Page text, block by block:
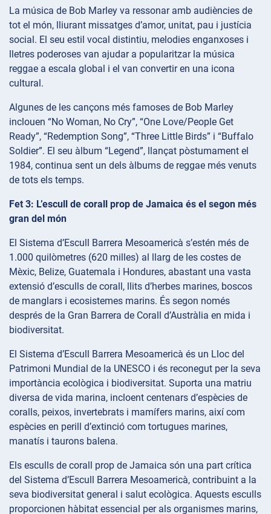
La música de Bob Marley va ressonar amb audiències de
tot el món, lliurant missatges d’amor, unitat, pau i justícia
social. El seu estil vocal distintiu, melodies enganxoses i
lletres poderoses van ajudar a popularitzar la música
reggae a escala global i el van convertir en una icona
cultural.
Algunes de les cançons més famoses de Bob Marley
inclouen “No Woman, No Cry”, “One Love/People Get
Ready”, “Redemption Song”, “Three Little Birds” i “Buffalo
Soldier”. El seu àlbum “Legend”, llançat pòstumament el
1984, continua sent un dels àlbums de reggae més venuts
de tots els temps.
Fet 3: L’escull de corall prop de Jamaica és el segon més
gran del món
El Sistema d’Escull Barrera Mesoamericà s’estén més de
1.000 quilòmetres (620 milles) al llarg de les costes de
Mèxic, Belize, Guatemala i Hondures, abastant una vasta
extensió d’esculls de corall, llits d’herbes marines, boscos
de manglars i ecosistemes marins. És segon només
després de la Gran Barrera de Corall d’Austràlia en mida i
biodiversitat.
El Sistema d’Escull Barrera Mesoamericà és un Lloc del
Patrimoni Mundial de la UNESCO i és reconegut per la seva
importància ecològica i biodiversitat. Suporta una matriu
diversa de vida marina, incloent centenars d’espècies de
coralls, peixos, invertebrats i mamífers marins, així com
espècies en perill d’extinció com tortugues marines,
manatís i taurons balena.
Els esculls de corall prop de Jamaica són una part crítica
del Sistema d’Escull Barrera Mesoamericà, contribuint a la
seva biodiversitat general i salut ecològica. Aquests esculls
proporcionen hàbitat essencial per als organismes marins,